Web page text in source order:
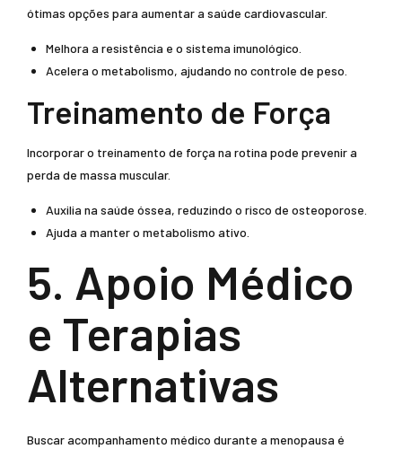
ótimas opções para aumentar a saúde cardiovascular.
Melhora a resistência e o sistema imunológico.
Acelera o metabolismo, ajudando no controle de peso.
Treinamento de Força
Incorporar o treinamento de força na rotina pode prevenir a
perda de massa muscular.
Auxilia na saúde óssea, reduzindo o risco de osteoporose.
Ajuda a manter o metabolismo ativo.
5. Apoio Médico
e Terapias
Alternativas
Buscar acompanhamento médico durante a menopausa é